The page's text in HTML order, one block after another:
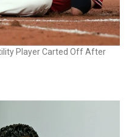
Player Carted Off After